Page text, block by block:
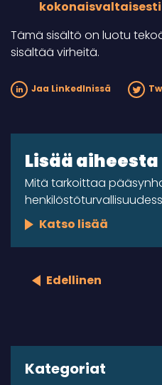
kokonaisvaltaisesti
Tämä sisältö on luotu
sisältää virheitä.
Jaa LinkedInissä
Lisää aiheesta
Mitä tarkoittaa
Katso lisää
Edellinen
Kategoriat